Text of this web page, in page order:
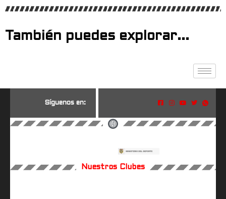
También puedes explorar...
Síguenos en:
Nuestros Clubes